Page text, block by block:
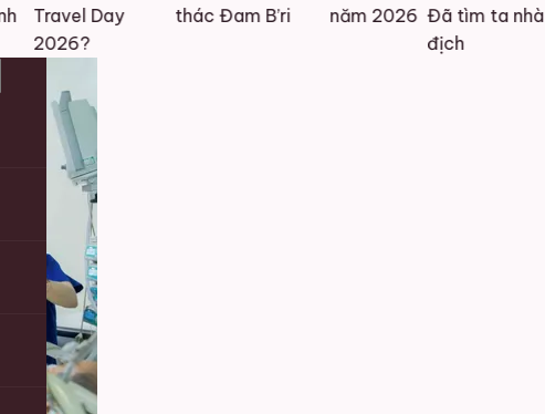
Travel Day
2026?
thác Đam B’ri
năm 2026Đã tìm ta nhà vô
địch